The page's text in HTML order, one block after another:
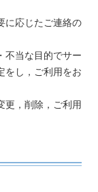
に応じたご連絡の
不当な目的でサー
をし，ご利用をお
更，削除，ご利用